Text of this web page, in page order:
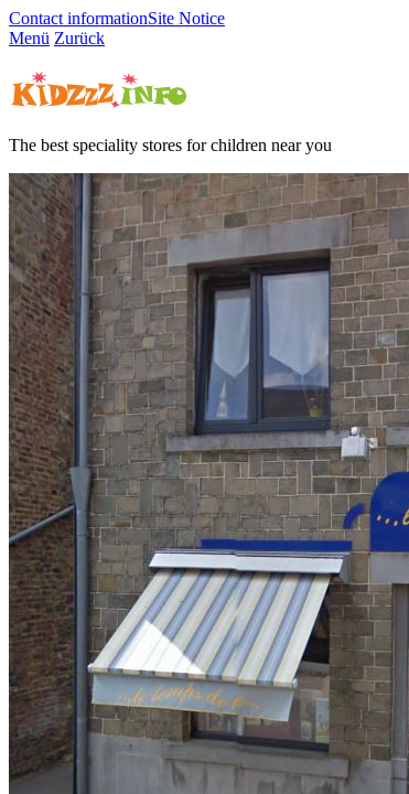
Contact informationSite Notice
Menü Zurück
The best speciality stores for children near you